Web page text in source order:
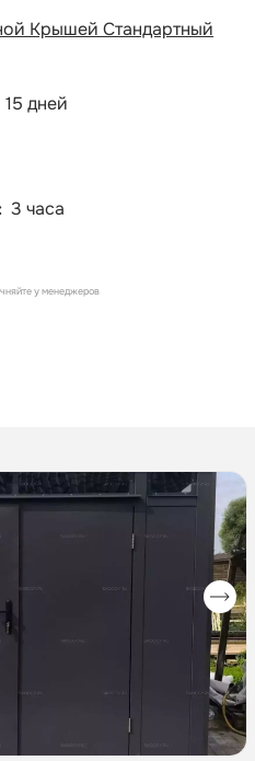
Крышей Стандартный
15 дней
3 часа
у менеджеров